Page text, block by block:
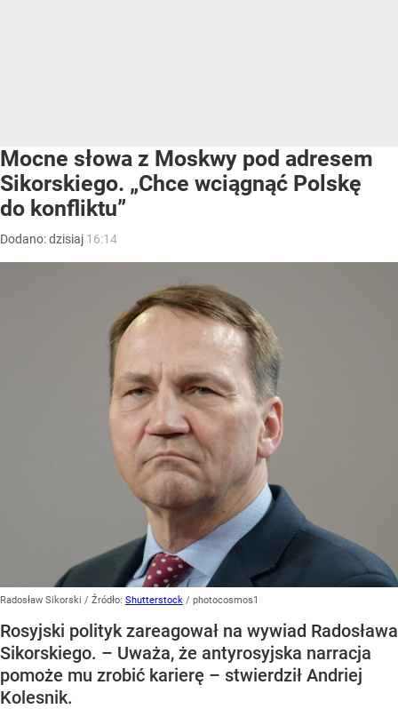
Mocne słowa z Moskwy pod adresem
Sikorskiego. „Chce wciągnąć Polskę
do konfliktu”
Dodano:dzisiaj 16:14
Radosław Sikorski / Źródło: Shutterstock / photocosmos1
Rosyjski polityk zareagował na wywiad Radosława
Sikorskiego. – Uważa, że antyrosyjska narracja
pomoże mu zrobić karierę – stwierdził Andriej
Kolesnik.